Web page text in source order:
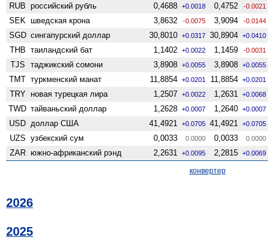
RUB российский рубль 0,4688 +0.0018 0,4752 -0.0021
SEK шведская крона 3,8632 -0.0075 3,9094 -0.0144
SGD сингапурский доллар 30,8010 +0.0317 30,8904 +0.0410
THB таиландский бат 1,1402 +0.0022 1,1459 -0.0031
TJS таджикский сомони 3,8908 +0.0055 3,8908 +0.0055
TMT туркменский манат 11,8854 +0.0201 11,8854 +0.0201
TRY новая турецкая лира 1,2507 +0.0022 1,2631 +0.0068
TWD тайваньский доллар 1,2628 +0.0007 1,2640 +0.0007
USD доллар США 41,4921 +0.0705 41,4921 +0.0705
UZS узбекский сум 0,0033 0.0000 0,0033 0.0000
ZAR южно-африканский рэнд 2,2631 +0.0095 2,2815 +0.0069
конвертер
2026
2025